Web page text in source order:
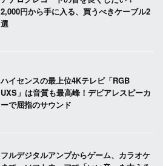
2,000円から手に入る、買うべきケーブル2
選
ハイセンスの最上位4Kテレビ「RGB
UXS」は音質も最高峰！デビアレスピーカ
ーで屈指のサウンド
フルデジタルアンプからゲーム、カラオケ